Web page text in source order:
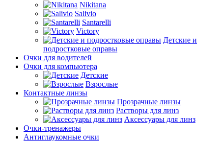
Nikitana
Salivio
Santarelli
Victory
Детские и
подростковые оправы
Очки для водителей
Очки для компьютера
Детские
Взрослые
Контактные линзы
Прозрачные линзы
Растворы для линз
Аксессуары для линз
Очки-тренажеры
Антиглаукомные очки